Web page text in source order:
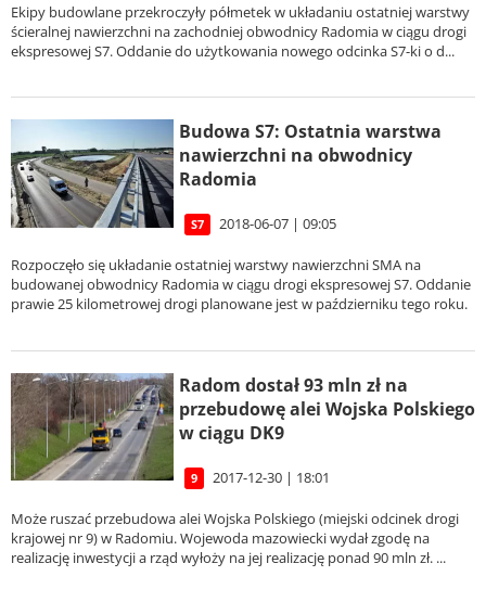
Ekipy budowlane przekroczyły półmetek w układaniu ostatniej warstwy
ścieralnej nawierzchni na zachodniej obwodnicy Radomia w ciągu drogi
ekspresowej S7. Oddanie do użytkowania nowego odcinka S7-ki o d...
Budowa S7: Ostatnia warstwa
nawierzchni na obwodnicy
Radomia
S7 2018-06-07 | 09:05
Rozpoczęło się układanie ostatniej warstwy nawierzchni SMA na
budowanej obwodnicy Radomia w ciągu drogi ekspresowej S7. Oddanie
prawie 25 kilometrowej drogi planowane jest w październiku tego roku.
Radom dostał 93 mln zł na
przebudowę alei Wojska Polskiego
w ciągu DK9
9 2017-12-30 | 18:01
Może ruszać przebudowa alei Wojska Polskiego (miejski odcinek drogi
krajowej nr 9) w Radomiu. Wojewoda mazowiecki wydał zgodę na
realizację inwestycji a rząd wyłoży na jej realizację ponad 90 mln zł. ...